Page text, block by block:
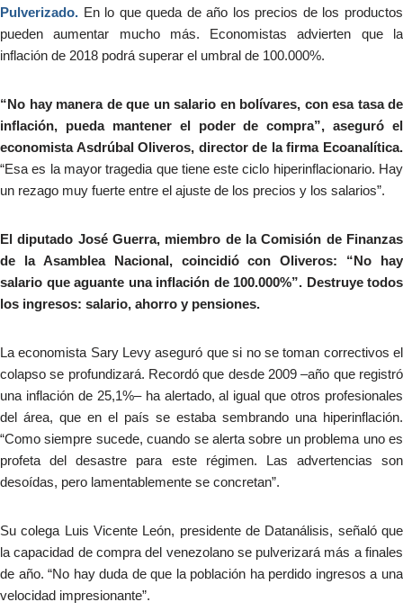
Pulverizado. En lo que queda de año los precios de los productos
pueden aumentar mucho más. Economistas advierten que la
inflación de 2018 podrá superar el umbral de 100.000%.
“No hay manera de que un salario en bolívares, con esa tasa de
inflación, pueda mantener el poder de compra”, aseguró el
economista Asdrúbal Oliveros, director de la firma Ecoanalítica.
“Esa es la mayor tragedia que tiene este ciclo hiperinflacionario. Hay
un rezago muy fuerte entre el ajuste de los precios y los salarios”.
El diputado José Guerra, miembro de la Comisión de Finanzas
de la Asamblea Nacional, coincidió con Oliveros: “No hay
salario que aguante una inflación de 100.000%”. Destruye todos
los ingresos: salario, ahorro y pensiones.
La economista Sary Levy aseguró que si no se toman correctivos el
colapso se profundizará. Recordó que desde 2009 –año que registró
una inflación de 25,1%– ha alertado, al igual que otros profesionales
del área, que en el país se estaba sembrando una hiperinflación.
“Como siempre sucede, cuando se alerta sobre un problema uno es
profeta del desastre para este régimen. Las advertencias son
desoídas, pero lamentablemente se concretan”.
Su colega Luis Vicente León, presidente de Datanálisis, señaló que
la capacidad de compra del venezolano se pulverizará más a finales
de año. “No hay duda de que la población ha perdido ingresos a una
velocidad impresionante”.